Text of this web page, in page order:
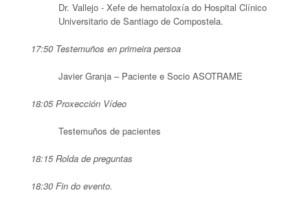
Dr. Vallejo - Xefe de hematoloxía do Hospital Clínico
Universitario de Santiago de Compostela.
17:50 Testemuños en primeira persoa
Javier Granja – Paciente e Socio ASOTRAME
18:05 Proxección Vídeo
Testemuños de pacientes
18:15 Rolda de preguntas
18:30 Fin do evento.